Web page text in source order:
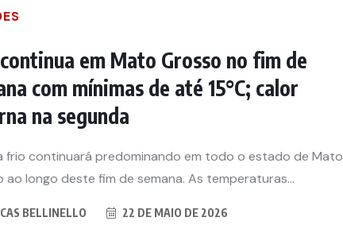
em Mato Grosso no fim de
com mínimas de até 15°C; calor
na segunda
frio continuará predominando em todo o estado de Mato
ao longo deste fim de semana. As temperaturas...
BELLINELLO 22 DE MAIO DE 2026